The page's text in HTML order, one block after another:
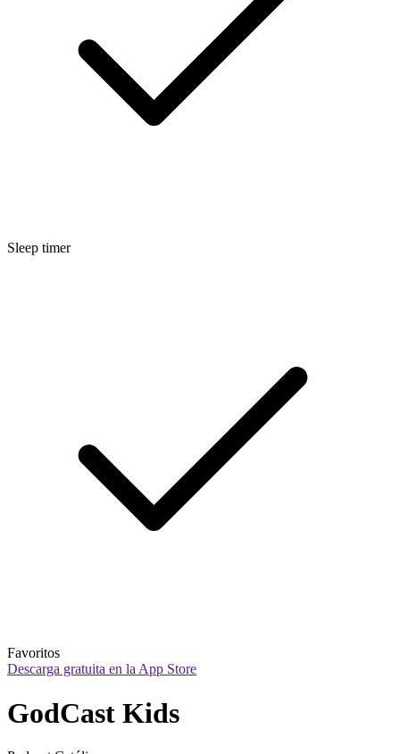
Sleep timer
Favoritos
Descarga gratuita en la App Store
GodCast Kids